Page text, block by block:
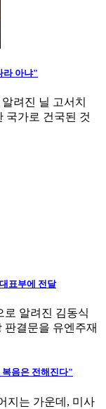
라 아냐"
려진 닐 고서치
국가로 건국된 것
표부에 전달
로 알려진 김동식
판결문을 유엔주재
음은 전해진다"
지는 가운데, 미사